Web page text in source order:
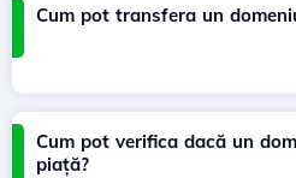
Cum pot transfera un
Cum pot verifica dacă un
piață?